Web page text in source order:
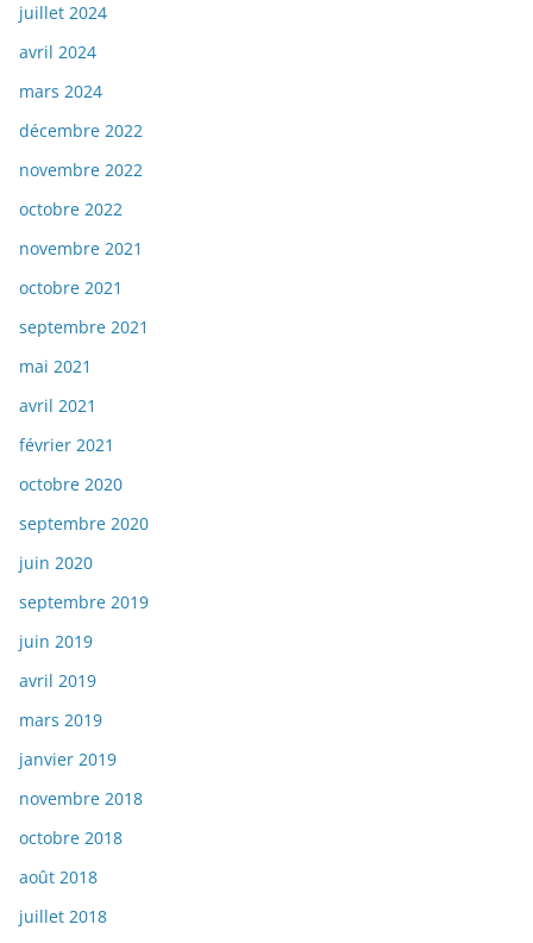
juillet 2024
avril 2024
mars 2024
décembre 2022
novembre 2022
octobre 2022
novembre 2021
octobre 2021
septembre 2021
mai 2021
avril 2021
février 2021
octobre 2020
septembre 2020
juin 2020
septembre 2019
juin 2019
avril 2019
mars 2019
janvier 2019
novembre 2018
octobre 2018
août 2018
juillet 2018